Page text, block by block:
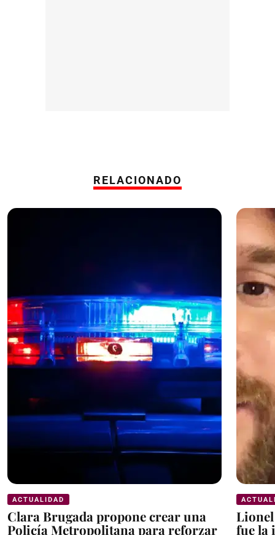
RELACIONADO
ACTUALIDAD
Clara Brugada propone crear una
Policía Metropolitana para reforzar
fue la